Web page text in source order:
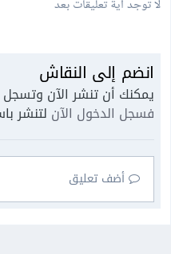
لا توجد أية تعليقات بعد
انضم إلى النقاش
يمكنك أن تنشر الآن
فسجل الدخول الآن لتنشر
أضف تعليق